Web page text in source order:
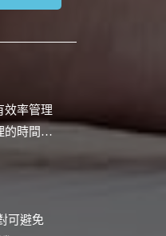
效率管理
的時間…
可避免